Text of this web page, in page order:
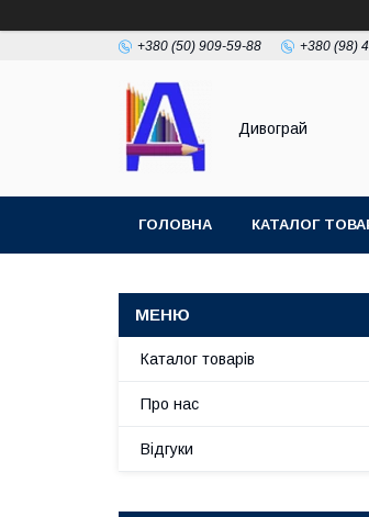
+380 (50) 909-59-88 +380 (98)
Дивограй
ГОЛОВНА КАТАЛОГ
Каталог товарів
Про нас
Відгуки